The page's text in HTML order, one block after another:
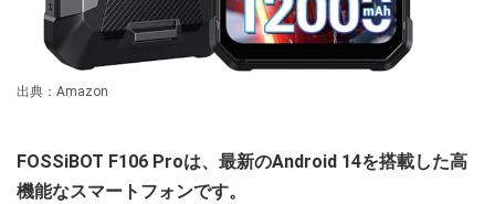
出典：Amazon
FOSSiBOT F106 Proは、最新のAndroid 14を搭載した高
機能なスマートフォンです。